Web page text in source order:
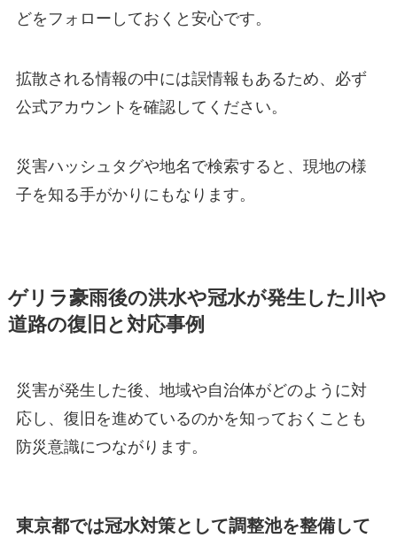
どをフォローしておくと安心です。
拡散される情報の中には誤情報もあるため、必ず
公式アカウントを確認してください。
災害ハッシュタグや地名で検索すると、現地の様
子を知る手がかりにもなります。
ゲリラ豪雨後の洪水や冠水が発生した川や
道路の復旧と対応事例
災害が発生した後、地域や自治体がどのように対
応し、復旧を進めているのかを知っておくことも
防災意識につながります。
東京都では冠水対策として調整池を整備して